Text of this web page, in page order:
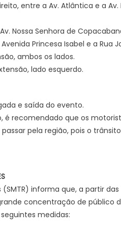
entre a Av. Atlântica e a
Nossa Senhora de
Princesa Isabel e a Rua
ambos os lados.
lado esquerdo.
e saída do evento.
é recomendado que os
pela região, pois o
informa que, a partir
concentração de público
medidas: